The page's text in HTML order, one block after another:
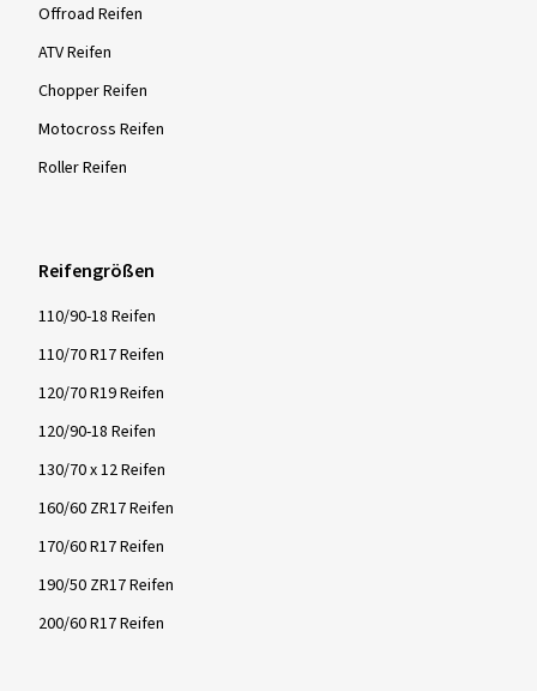
Offroad Reifen
ATV Reifen
Chopper Reifen
Motocross Reifen
Roller Reifen
Reifengrößen
110/90-18 Reifen
110/70 R17 Reifen
120/70 R19 Reifen
120/90-18 Reifen
130/70 x 12 Reifen
160/60 ZR17 Reifen
170/60 R17 Reifen
190/50 ZR17 Reifen
200/60 R17 Reifen